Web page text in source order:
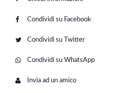
Condividi su Facebook
Condividi su Twitter
Condividi su WhatsApp
Invia ad un amico